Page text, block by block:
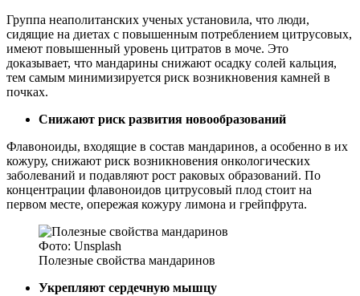
Группа неаполитанских ученых установила, что люди,
сидящие на диетах с повышенным потреблением цитрусовых,
имеют повышенный уровень цитратов в моче. Это
доказывает, что мандарины снижают осадку солей кальция,
тем самым минимизируется риск возникновения камней в
почках.
Снижают риск развития новообразований
Флавоноиды, входящие в состав мандаринов, а особенно в их
кожуру, снижают риск возникновения онкологических
заболеваний и подавляют рост раковых образований. По
концентрации флавоноидов цитрусовый плод стоит на
первом месте, опережая кожуру лимона и грейпфрута.
Фото: Unsplash
Полезные свойства мандаринов
Укрепляют сердечную мышцу